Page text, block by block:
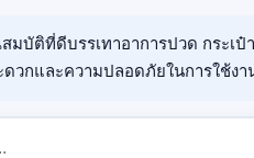
บัติที่ดีบรรเทาอาการปวด กระเ
วกและความปลอดภัยในการใช้งา